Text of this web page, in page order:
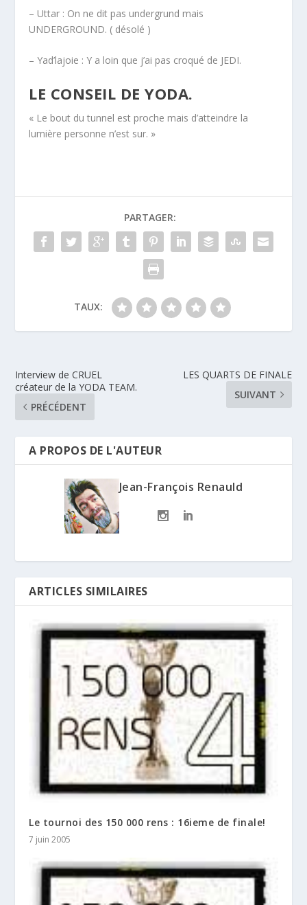
– Uttar : On ne dit pas undergrund mais
UNDERGROUND. ( désolé )
– Yad’lajoie : Y a loin que j’ai pas croqué de JEDI.
LE CONSEIL DE YODA.
« Le bout du tunnel est proche mais d’atteindre la
lumière personne n’est sur. »
PARTAGER:
TAUX:
Interview de CRUEL
créateur de la YODA TEAM.
PRÉCÉDENT
LES QUARTS DE FINALE
SUIVANT
A PROPOS DE L'AUTEUR
Jean-François Renauld
ARTICLES SIMILAIRES
Le tournoi des 150 000 rens : 16ieme de finale!
7 juin 2005